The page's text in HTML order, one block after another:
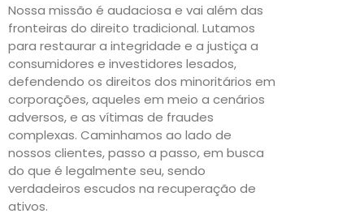
Nossa missão é audaciosa e vai além das
fronteiras do direito tradicional. Lutamos
para restaurar a integridade e a justiça a
consumidores e investidores lesados,
defendendo os direitos dos minoritários em
corporações, aqueles em meio a cenários
adversos, e as vítimas de fraudes
complexas. Caminhamos ao lado de
nossos clientes, passo a passo, em busca
do que é legalmente seu, sendo
verdadeiros escudos na recuperação de
ativos.